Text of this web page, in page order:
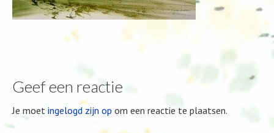
Geef een reactie
Je moet ingelogd zijn op om een reactie te plaatsen.